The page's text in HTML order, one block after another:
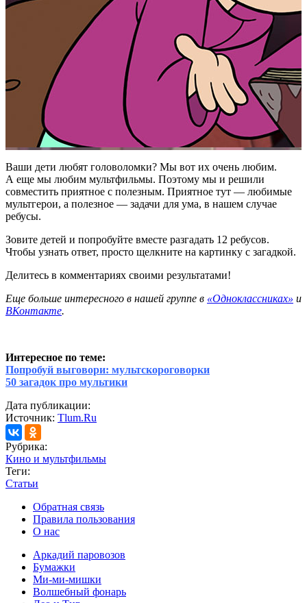
Ваши дети любят головоломки? Мы вот их очень любим.
А еще мы любим мультфильмы. Поэтому мы и решили
совместить приятное с полезным. Приятное тут — любимые
мультгерои, а полезное — задачи для ума, в нашем случае
ребусы.
Зовите детей и попробуйте вместе разгадать 12 ребусов.
Чтобы узнать ответ, просто щелкните на картинку с загадкой.
Делитесь в комментариях своими результатами!
Еще больше интересного в нашей группе в «Одноклассниках» и
ВКонтакте.
Интересное по теме:
Попробуй выговори: мультскороговорки
50 загадок про мультики
Дата публикации:
Источник: Tlum.Ru
Рубрика:
Кино и мультфильмы
Теги:
Статьи
Обратная связь
Правила пользования
О нас
Аркадий паровозов
Бумажки
Ми-ми-мишки
Волшебный фонарь